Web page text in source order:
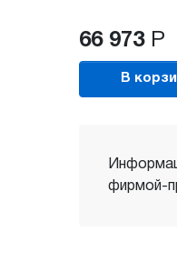
66 973 Р
В
фирмой-